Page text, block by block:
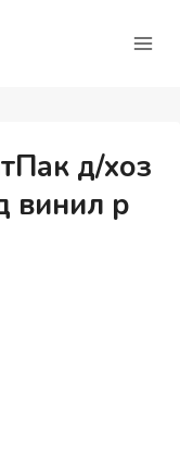
д/хоз
винил р